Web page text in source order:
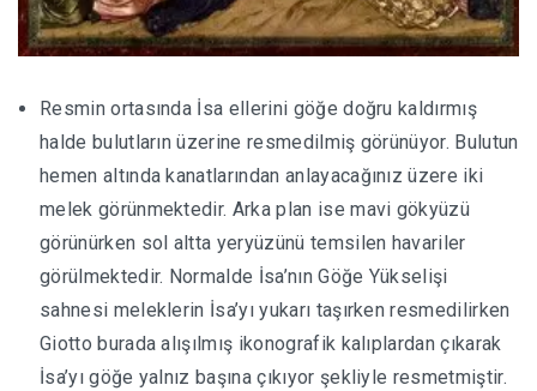
Resmin ortasında İsa ellerini göğe doğru kaldırmış
halde bulutların üzerine resmedilmiş görünüyor. Bulutun
hemen altında kanatlarından anlayacağınız üzere iki
melek görünmektedir. Arka plan ise mavi gökyüzü
görünürken sol altta yeryüzünü temsilen havariler
görülmektedir. Normalde İsa’nın Göğe Yükselişi
sahnesi meleklerin İsa’yı yukarı taşırken resmedilirken
Giotto burada alışılmış ikonografik kalıplardan çıkarak
İsa’yı göğe yalnız başına çıkıyor şekliyle resmetmiştir.